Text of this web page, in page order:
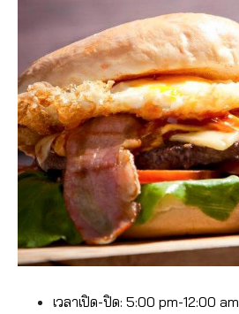
เวลาเปิด-ปิด: 5:00 pm-12:00 am